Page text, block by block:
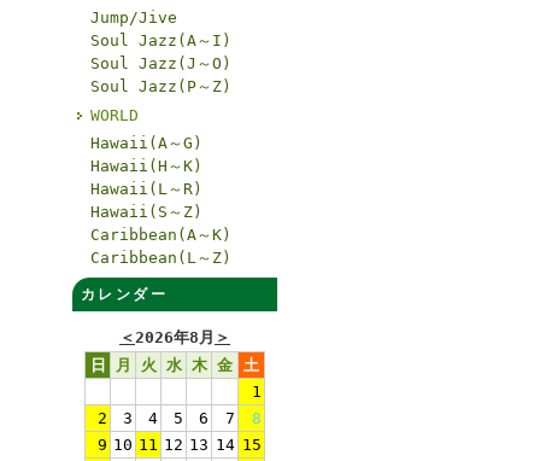
Jump/Jive
Soul Jazz(A～I)
Soul Jazz(J～O)
Soul Jazz(P～Z)
WORLD
Hawaii(A～G)
Hawaii(H～K)
Hawaii(L～R)
Hawaii(S～Z)
Caribbean(A～K)
Caribbean(L～Z)
カレンダー
＜2026年8月 ＞
日
月 火 水 木 金 土
1
2
3 4 5 6 7
8
9 10 11 12 13 14 15